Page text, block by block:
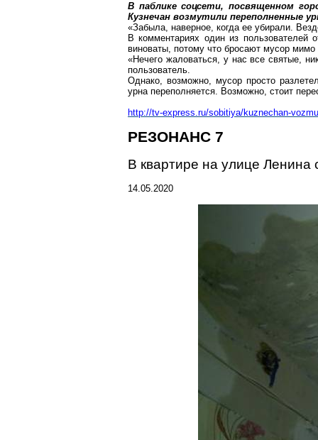
В паблике соцсети,посвященном
Кузнечан возмутили переполненные
«Забыла, наверное, когда ее убирали.
В комментариях один из
виноваты, потому что бросают мусор мимо
«Нечего жаловаться, у нас все святые,
пользователь.
Однако, возможно, мусор просто
урна переполняется. Возможно, стоит
http://tv-express.ru/sobitiya/kuznechan-
РЕЗОНАНС 7
В квартире на улице Ленина
14.05.2020